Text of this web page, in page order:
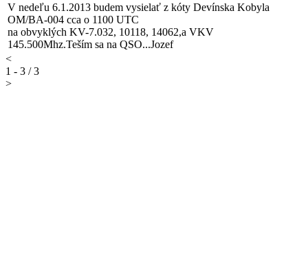
V nedeľu 6.1.2013 budem vysielať z kóty Devínska Kobyla
OM/BA-004 cca o 1100 UTC
na obvyklých KV-7.032, 10118, 14062,a VKV
145.500Mhz.Teším sa na QSO...Jozef
<
1 - 3 / 3
>